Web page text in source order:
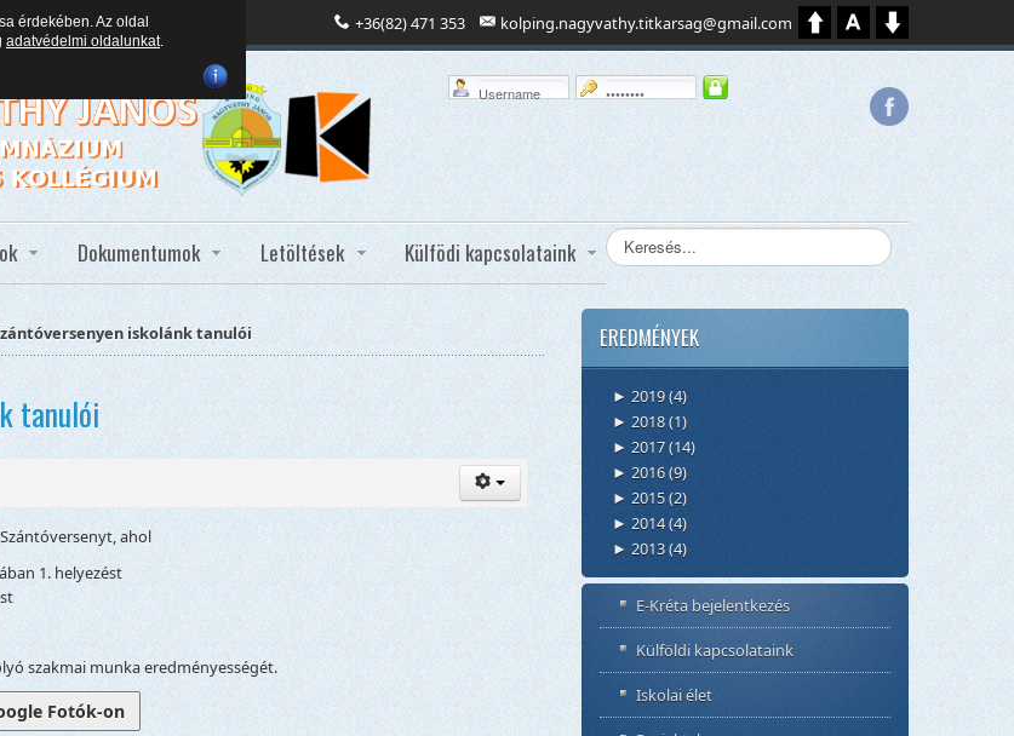
+36(82) 471 353 kolping.nagyvathy.titkarsag@gmail.com
Dokumentumok Letöltések Külfödi kapcsolataink Keresés...
iskolánk tanulói
tanulói
ahol
1. helyezést
szakmai munka eredményességét.
Fotók-on
EREDMÉNYEK
► 2019(4)
► 2018(1)
► 2017(14)
► 2016(9)
► 2015(2)
► 2014(4)
► 2013(4)
E-Kréta bejelentkezés
Külföldi kapcsolataink
Iskolai élet
érdekében. Az oldal
adatvédelmi oldalunkat.